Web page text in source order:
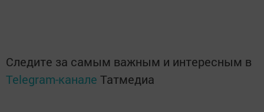
Следите за самым важным и интересным в
Telegram-канале Татмедиа